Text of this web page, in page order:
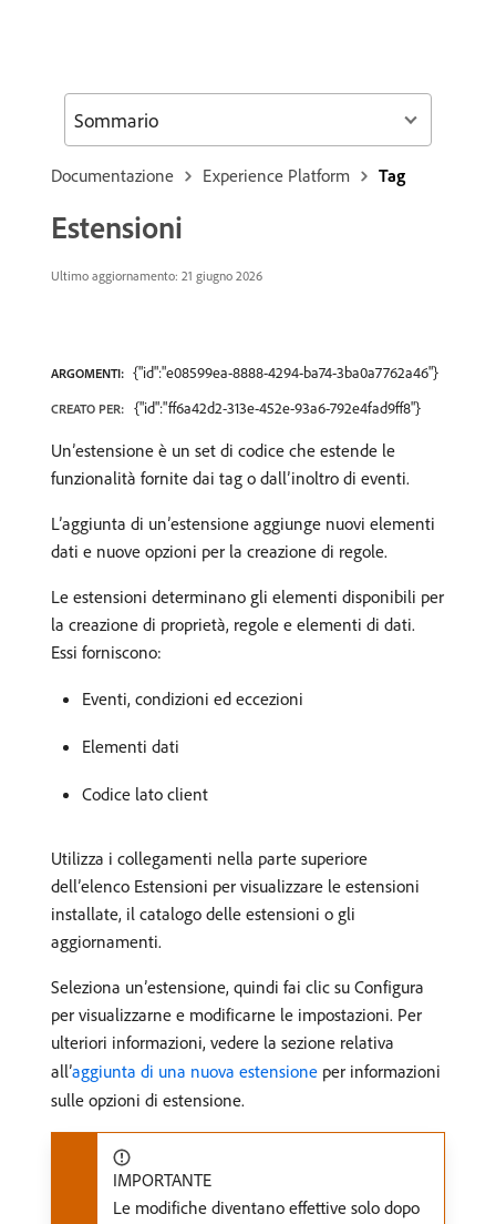
Documentazione Experience Platform Tag
Estensioni
Ultimo aggiornamento: 21 giugno 2026
ARGOMENTI: {"id":"e08599ea-8888-4294-ba74-3ba0a7762a46"}
CREATO PER: {"id":"ff6a42d2-313e-452e-93a6-792e4fad9ff8"}
Un’estensione è un set di codice che estende le
funzionalità fornite dai tag o dall’inoltro di eventi.
L’aggiunta di un’estensione aggiunge nuovi elementi
dati e nuove opzioni per la creazione di regole.
Le estensioni determinano gli elementi disponibili per
la creazione di proprietà, regole e elementi di dati.
Essi forniscono:
Eventi, condizioni ed eccezioni
Elementi dati
Codice lato client
Utilizza i collegamenti nella parte superiore
dell’elenco Estensioni per visualizzare le estensioni
installate, il catalogo delle estensioni o gli
aggiornamenti.
Seleziona un’estensione, quindi fai clic su Configura
per visualizzarne e modificarne le impostazioni. Per
ulteriori informazioni, vedere la sezione relativa
all’aggiunta di una nuova estensione per informazioni
sulle opzioni di estensione.
IMPORTANTE
Le modifiche diventano effettive solo dopo
Sommario